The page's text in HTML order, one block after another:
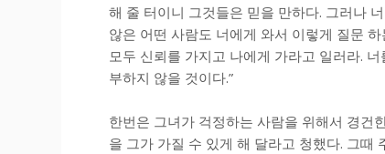
해 줄 터이니 그것들은 믿을 만하다. 그러나
않은 어떤 사람도 너에게 와서 이렇게 질문
모두 신뢰를 가지고 나에게 가라고 일러라.
부하지 않을 것이다.”
한번은 그녀가 걱정하는 사람을 위해서 경건
을 그가 가질 수 있게 해 달라고 청했다. 그때